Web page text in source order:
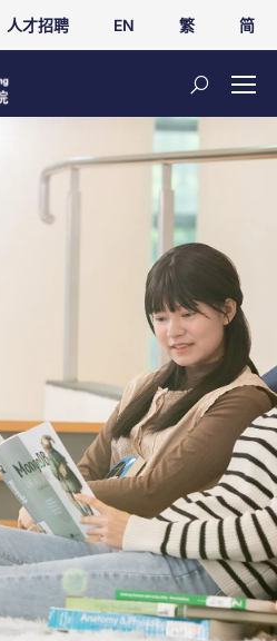
人才招聘 EN 繁 简